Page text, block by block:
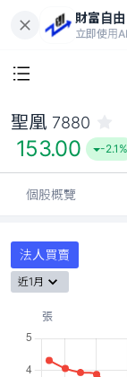
財富自由
立即使用
聖凰 7880
153.00 -2.1%
個股概覽
法人買賣
近1月